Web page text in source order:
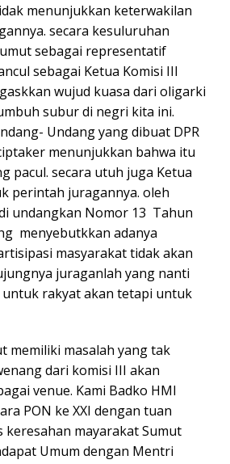
menunjukkan keterwakilan
secara kesuluruhan
sebagai representatif
sebagai Ketua Komisi III
wujud kuasa dari oligarki
subur di negri kita ini.
Undang yang dibuat DPR
menunjukkan bahwa itu
pacul. secara utuh juga Ketua
perintah juragannya. oleh
undangkan Nomor 13 Tahun
menyebutkkan adanya
masyarakat tidak akan
juraganlah yang nanti
untuk rakyat akan tetapi untuk
memiliki masalah yang tak
dari komisi III akan
venue. Kami Badko HMI
PON ke XXI dengan tuan
keresahan mayarakat Sumut
Umum dengan Mentri